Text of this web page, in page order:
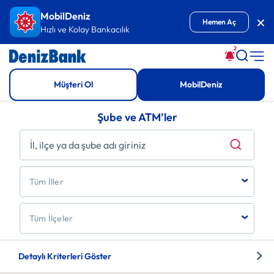
İçeriğe GitMobilDeniz
Hızlı ve Kolay Bankacılık
Hemen Aç
2
Müşteri Ol MobilDeniz
Şube ve ATM’ler
Tüm İller
Tüm İlçeler
Detaylı Kriterleri Göster